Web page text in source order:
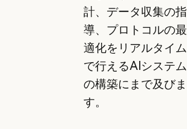
計、データ収集の指
導、プロトコルの最
適化をリアルタイム
で行えるAIシステム
の構築にまで及びま
す。